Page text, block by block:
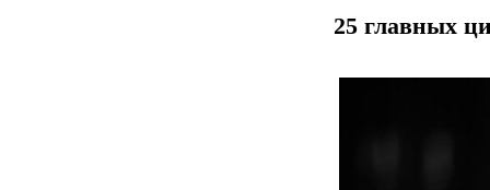
25 главных